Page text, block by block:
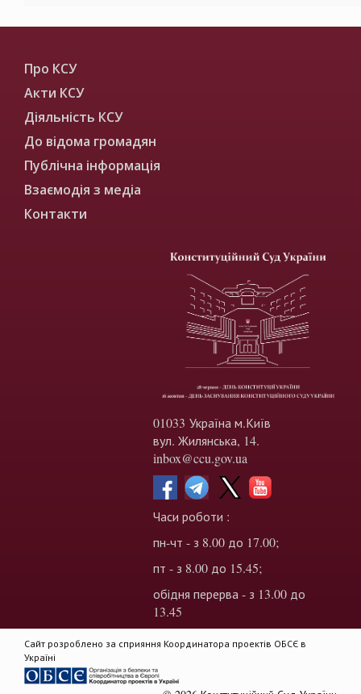
Про КСУ
Акти КСУ
Діяльність КСУ
До відома громадян
Публічна інформація
Взаємодія з медіа
Контакти
01033 Україна м.Київ
вул. Жилянська, 14.
inbox@ccu.gov.ua
Часи роботи :
пн-чт - з 8.00 до 17.00;
пт - з 8.00 до 15.45;
обідня перерва - з 13.00 до
13.45
Сайт розроблено за сприяння Координатора проектів ОБСЄ в
Україні